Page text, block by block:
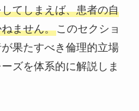
てしまえば、患者の自
ません。このセクショ
果たすべき倫理的立場
ズを体系的に解説しま